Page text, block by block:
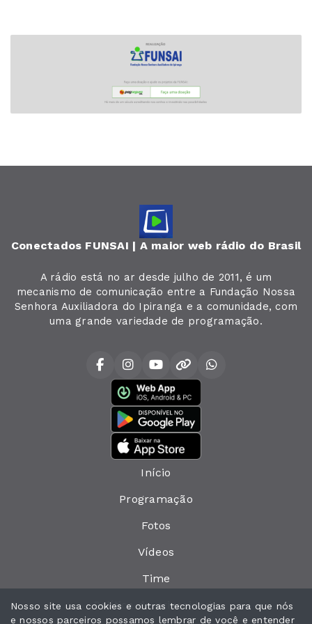
Conectados FUNSAI | A maior web rádio do Brasil
A rádio está no ar desde julho de 2011, é um
mecanismo de comunicação entre a Fundação Nossa
Senhora Auxiliadora do Ipiranga e a comunidade, com
uma grande variedade de programação.
Início
Programação
Fotos
Vídeos
Time
Política de privacidade
Nosso site usa cookies e outras tecnologias para que nós
e nossos parceiros possamos lembrar de você e entender